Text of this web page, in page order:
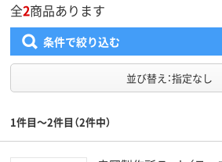
全2商品あります
条件で絞り込む
並び替え：指定なし
1件目～2件目（2件中）